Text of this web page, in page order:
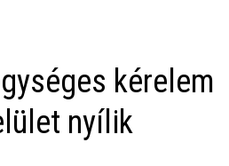
kérelem
nyílik